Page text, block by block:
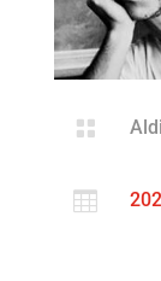

